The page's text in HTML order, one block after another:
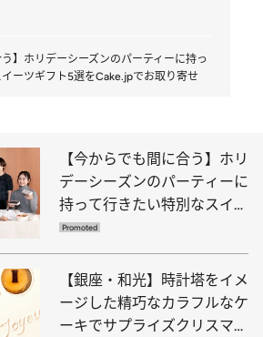
う】ホリデーシーズンのパーティーに持っ
ーツギフト5選をCake.jpでお取り寄せ
【今からでも間に合う】ホリ
デーシーズンのパーティーに
持って行きたい特別なスイー
ツギフト5選をCake.jpでお取
り寄せ
【銀座・和光】時計塔をイメ
ージした精巧なカラフルなケ
ーキでサプライズクリスマ